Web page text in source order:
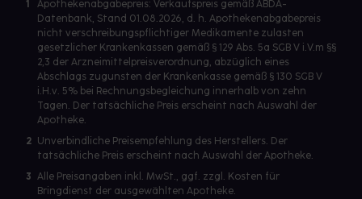
1
Apothekenabgabepreis: Verkaufspreis gemäß ABDA-
Datenbank, Stand 01.08.2026, d. h. Apothekenabgabepreis
nicht verschreibungspflichtiger Medikamente zulasten
gesetzlicher Krankenkassen gemäß § 129 Abs. 5a SGB V i.V.m §§
2,3 der Arzneimittelpreisverordnung, abzüglich eines
Abschlags zugunsten der Krankenkasse gemäß § 130 SGB V
i.H.v. 5% bei Rechnungsbegleichung innerhalb von zehn
Tagen. Der tatsächliche Preis erscheint nach Auswahl der
Apotheke.
2 Unverbindliche Preisempfehlung des Herstellers. Der
tatsächliche Preis erscheint nach Auswahl der Apotheke.
3 Alle Preisangaben inkl. MwSt., ggf. zzgl. Kosten für
Bringdienst der ausgewählten Apotheke.